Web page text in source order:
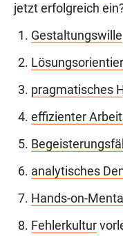
jetzt erfolgreich
Gestaltungswille
pragmatisches
effizienter
analytisches
Hands-on-
Fehlerkultur